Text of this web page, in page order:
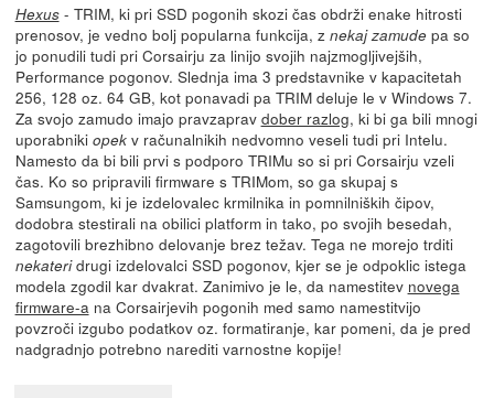
Hexus- TRIM, ki pri SSD pogonih skozi čas obdrži enake hitrosti
prenosov, je vedno bolj popularna funkcija, z nekaj zamudepa so
jo ponudili tudi pri Corsairju za linijo svojih najzmogljivejših,
Performance pogonov. Slednja ima 3 predstavnike v kapacitetah
256, 128 oz. 64 GB, kot ponavadi pa TRIM deluje le v Windows 7.
Za svojo zamudo imajo pravzaprav dober razlog, ki bi ga bili mnogi
uporabniki opekv računalnikih nedvomno veseli tudi pri Intelu.
Namesto da bi bili prvi s podporo TRIMu so si pri Corsairju vzeli
čas. Ko so pripravili firmware s TRIMom, so ga skupaj s
Samsungom, ki je izdelovalec krmilnika in pomnilniških čipov,
dodobra stestirali na obilici platform in tako, po svojih besedah,
zagotovili brezhibno delovanje brez težav. Tega ne morejo trditi
nekateridrugi izdelovalci SSD pogonov, kjer se je odpoklic istega
modela zgodil kar dvakrat. Zanimivo je le, da namestitev novega
firmware-a na Corsairjevih pogonih med samo namestitvijo
povzroči izgubo podatkov oz. formatiranje, kar pomeni, da je pred
nadgradnjo potrebno narediti varnostne kopije!